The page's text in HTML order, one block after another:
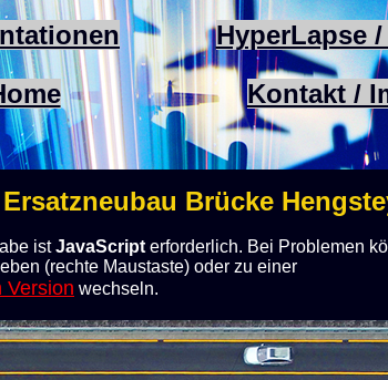
HyperLapse
Kontakt /
Ersatzneubau Brücke
istJavaScript erforderlich. Bei Problemen
(rechte Maustaste) oder zu einer
Version wechseln.